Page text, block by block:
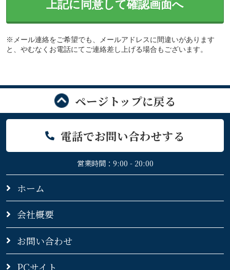
上記に同意して確認画面へ
※メール連絡をご希望でも、メールアドレスに間違いがあります
と、やむなくお電話にてご連絡差し上げる場合もございます。
ページトップに戻る
電話でお問い合わせする
営業時間：9:00 - 20:00
ホーム
会社概要
お問い合わせ
PCサイト